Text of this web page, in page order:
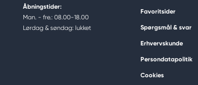
Åbningstider:
Man. - fre.: 08.00-18.00
Lørdag & søndag: lukket
Favoritsider
Spørgsmål & svar
Erhvervskunde
Persondatapolitik
Cookies